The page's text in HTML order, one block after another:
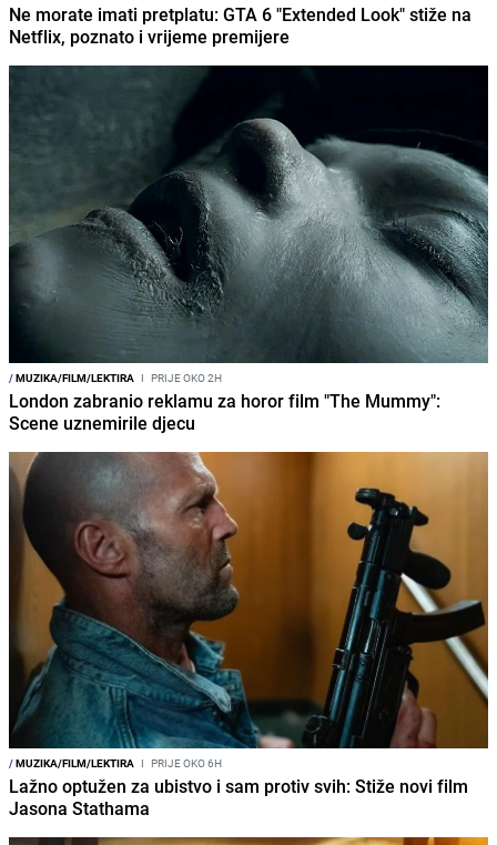
Ne morate imati pretplatu: GTA 6 "Extended Look" stiže na
Netflix, poznato i vrijeme premijere
/MUZIKA/FILM/LEKTIRA I PRIJE OKO 2H
London zabranio reklamu za horor film "The Mummy":
Scene uznemirile djecu
/MUZIKA/FILM/LEKTIRA I PRIJE OKO 6H
Lažno optužen za ubistvo i sam protiv svih: Stiže novi film
Jasona Stathama